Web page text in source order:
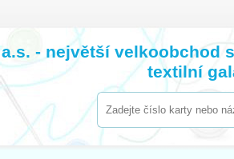
a.s. - největší velkoobchod
textilní